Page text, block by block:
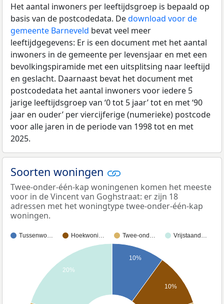
Het aantal inwoners per leeftijdsgroep is bepaald op
basis van de postcodedata. Dedownload voor de
gemeente Barneveld bevat veel meer
leeftijdgegevens: Er is een document met het aantal
inwoners in de gemeente per levensjaar en met een
bevolkingspiramide met een uitsplitsing naar leeftijd
en geslacht. Daarnaast bevat het document met
postcodedata het aantal inwoners voor iedere 5
jarige leeftijdsgroep van ‘0 tot 5 jaar’ tot en met ‘90
jaar en ouder’ per viercijferige (numerieke) postcode
voor alle jaren in de periode van 1998 tot en met
2025.
Soorten woningen
Twee-onder-één-kap woningenen komen het meeste
voor in de Vincent van Goghstraat: er zijn 18
adressen met het woningtype twee-onder-één-kap
woningen.
Tussenwo… Hoekwoni… Twee-ond… Vrijstaand…
10%
10%
20%